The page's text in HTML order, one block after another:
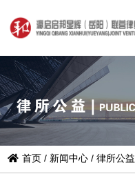
首页 / 新闻中心 /律所公益